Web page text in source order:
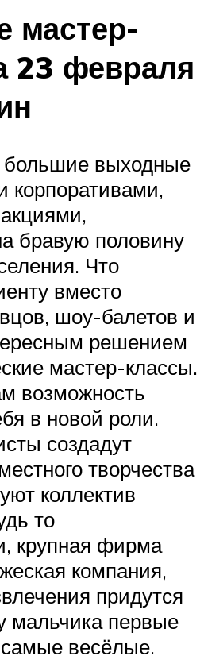
мастер-
23 февраля
выходные
корпоративами,
бравую половину
Что
вместо
шоу-балетов и
решением
мастер-классы.
возможность
в новой роли.
создадут
творчества
коллектив
то
крупная фирма
компания,
придутся
мальчика первые
весёлые.